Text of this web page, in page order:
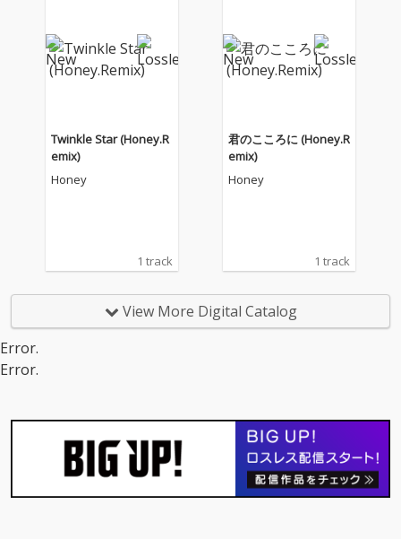
Twinkle Star (Honey.R
emix)
Honey
1 track
君のこころに (Honey.R
emix)
Honey
1 track
View More Digital Catalog
Error.
Error.